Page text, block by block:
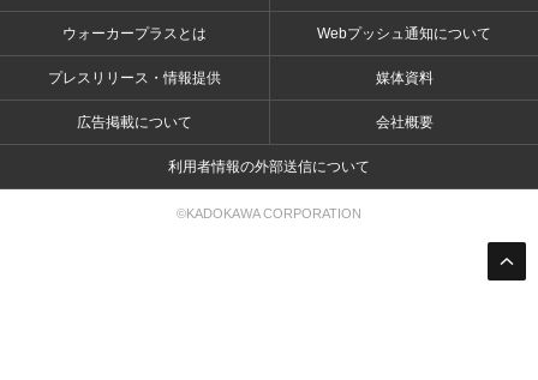
ウォーカープラスとは Webプッシュ通知について
プレスリリース・情報提供 媒体資料
広告掲載について 会社概要
利用者情報の外部送信について
©KADOKAWA CORPORATION